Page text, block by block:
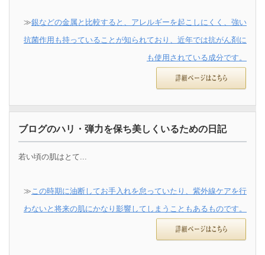
≫銀などの金属と比較すると、アレルギーを起こしにくく、強い
抗菌作用も持っていることが知られており、近年では抗がん剤に
も使用されている成分です。
ブログのハリ・弾力を保ち美しくいるための日記
若い頃の肌はとて...
≫この時期に油断してお手入れを怠っていたり、紫外線ケアを行
わないと将来の肌にかなり影響してしまうこともあるものです。